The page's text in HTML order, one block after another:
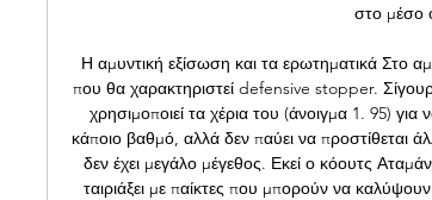
στο μέσο
Η αμυντική εξίσωση και τα ερωτηματικά Στο
που θα χαρακτηριστεί defensive stopper.
χρησιμοποιεί τα χέρια του (άνοιγμα 1. 95)
κάποιο βαθμό, αλλά δεν παύει να προστίθεται
δεν έχει μεγάλο μέγεθος. Εκεί ο κόουτς
ταιριάξει με παίκτες που μπορούν να